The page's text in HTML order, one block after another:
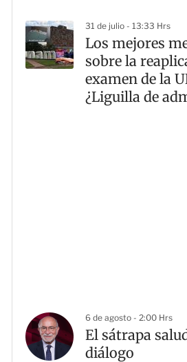
31 de julio - 13:33 Hrs
Los mejores
sobre la
examen de la
¿Liguilla de
6 de agosto - 2:00 Hrs
El sátrapa
diálogo